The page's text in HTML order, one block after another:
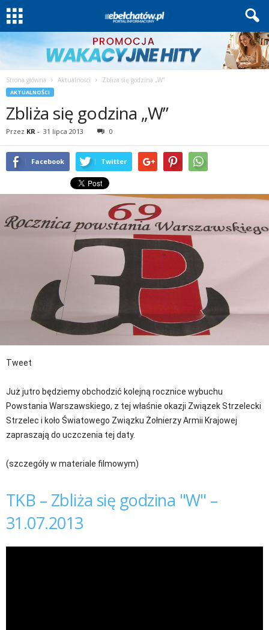
Strona główna Aktualności Zbliża się godzina „W”
AKTUALNOŚCI
Zbliża się godzina „W”
Przez KR - 31 lipca 2013 0
Facebook Twitter
Tweet
Już jutro będziemy obchodzić kolejną rocznice wybuchu
Powstania Warszawskiego, z tej właśnie okazji Związek Strzelecki
Strzelec i koło Światowego Związku Żołnierzy Armii Krajowej
zapraszają do uczczenia tej daty.
(szczegóły w materiale filmowym)
TKB – Zbliża się godzina "W" –
31.07.2013